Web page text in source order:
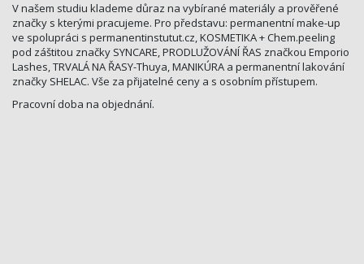
V našem studiu klademe důraz na vybírané materiály a prověřené
značky s kterými pracujeme. Pro představu: permanentní make-up
ve spolupráci s permanentin­stutut.cz, KOSMETIKA + Chem.peeling
pod záštitou značky SYNCARE, PRODLUŽOVÁNÍ ŘAS značkou Emporio
Lashes, TRVALÁ NA ŘASY-Thuya, MANIKÚRA a permanentní lakování
značky SHELAC. Vše za přijatelné ceny a s osobním přístupem.
Pracovní doba na objednání.